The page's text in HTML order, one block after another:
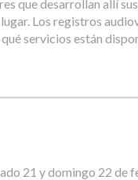
que desarrollan allí
Los registros
servicios están
21 y domingo 22